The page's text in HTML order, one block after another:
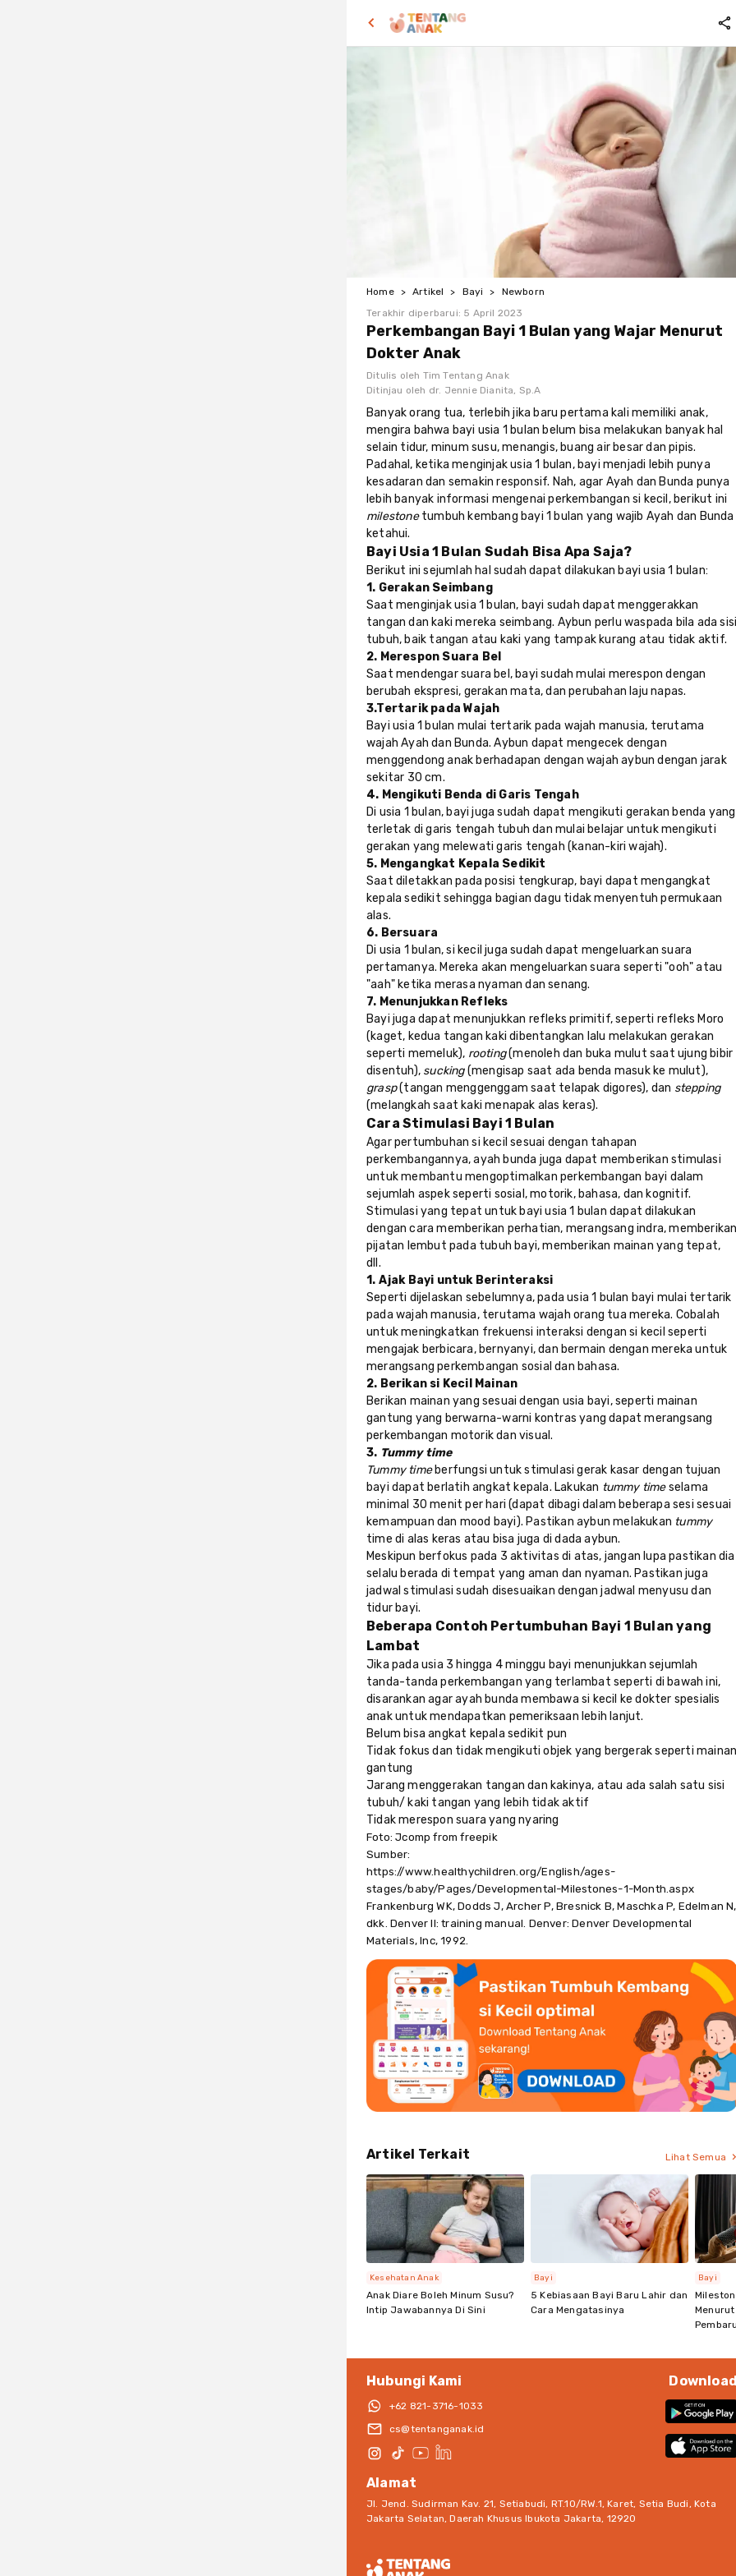
Home > Artikel > Bayi >
Newborn
Terakhir diperbarui: 5 April 2023
Perkembangan Bayi 1 Bulan yang Wajar Menurut
Dokter Anak
Ditulis oleh Tim Tentang Anak
Ditinjau oleh dr. Jennie Dianita, Sp.A
Banyak orang tua, terlebih jika baru pertama kali memiliki anak,
mengira bahwa bayi usia 1 bulan belum bisa melakukan banyak hal
selain tidur, minum susu, menangis, buang air besar dan pipis.
Padahal, ketika menginjak usia 1 bulan, bayi menjadi lebih punya
kesadaran dan semakin responsif. Nah, agar Ayah dan Bunda punya
lebih banyak informasi mengenai perkembangan si kecil, berikut ini
milestonetumbuh kembang bayi 1 bulan yang wajib Ayah dan Bunda
ketahui.
Bayi Usia 1 Bulan Sudah Bisa Apa Saja?
Berikut ini sejumlah hal sudah dapat dilakukan bayi usia 1 bulan:
1. Gerakan Seimbang
Saat menginjak usia 1 bulan, bayi sudah dapat menggerakkan
tangan dan kaki mereka seimbang. Aybun perlu waspada bila ada
tubuh, baik tangan atau kaki yang tampak kurang atau tidak aktif.
2. Merespon Suara Bel
Saat mendengar suara bel, bayi sudah mulai merespon dengan
berubah ekspresi, gerakan mata, dan perubahan laju napas.
3.Tertarik pada Wajah
Bayi usia 1 bulan mulai tertarik pada wajah manusia, terutama
wajah Ayah dan Bunda. Aybun dapat mengecek dengan
menggendong anak berhadapan dengan wajah aybun dengan jarak
sekitar 30 cm.
4. Mengikuti Benda di Garis Tengah
Di usia 1 bulan, bayi juga sudah dapat mengikuti gerakan benda yang
terletak di garis tengah tubuh dan mulai belajar untuk mengikuti
gerakan yang melewati garis tengah (kanan-kiri wajah).
5. Mengangkat Kepala Sedikit
Saat diletakkan pada posisi tengkurap, bayi dapat mengangkat
kepala sedikit sehingga bagian dagu tidak menyentuh permukaan
alas.
6. Bersuara
Di usia 1 bulan, si kecil juga sudah dapat mengeluarkan suara
pertamanya. Mereka akan mengeluarkan suara seperti "ooh" atau
"aah" ketika merasa nyaman dan senang.
7. Menunjukkan Refleks
Bayi juga dapat menunjukkan refleks primitif, seperti refleks Moro
(kaget, kedua tangan kaki dibentangkan lalu melakukan gerakan
seperti memeluk), rooting(menoleh dan buka mulut saat ujung bibir
disentuh), sucking(mengisap saat ada benda masuk ke mulut),
grasp(tangan menggenggam saat telapak digores), dan stepping
(melangkah saat kaki menapak alas keras).
Cara Stimulasi Bayi 1 Bulan
Agar pertumbuhan si kecil sesuai dengan tahapan
perkembangannya, ayah bunda juga dapat memberikan stimulasi
untuk membantu mengoptimalkan perkembangan bayi dalam
sejumlah aspek seperti sosial, motorik, bahasa, dan kognitif.
Stimulasi yang tepat untuk bayi usia 1 bulan dapat dilakukan
dengan cara memberikan perhatian, merangsang indra,
pijatan lembut pada tubuh bayi, memberikan mainan yang tepat,
dll.
1. Ajak Bayi untuk Berinteraksi
Seperti dijelaskan sebelumnya, pada usia 1 bulan bayi mulai tertarik
pada wajah manusia, terutama wajah orang tua mereka. Cobalah
untuk meningkatkan frekuensi interaksi dengan si kecil seperti
mengajak berbicara, bernyanyi, dan bermain dengan mereka untuk
merangsang perkembangan sosial dan bahasa.
2. Berikan si Kecil Mainan
Berikan mainan yang sesuai dengan usia bayi, seperti mainan
gantung yang berwarna-warni kontras yang dapat merangsang
perkembangan motorik dan visual.
3. Tummy time
Tummy time berfungsi untuk stimulasi gerak kasar dengan tujuan
bayi dapat berlatih angkat kepala. Lakukan tummy timeselama
minimal 30 menit per hari (dapat dibagi dalam beberapa sesi sesuai
kemampuan dan mood bayi). Pastikan aybun melakukan tummy
time di alas keras atau bisa juga di dada aybun.
Meskipun berfokus pada 3 aktivitas di atas, jangan lupa pastikan dia
selalu berada di tempat yang aman dan nyaman. Pastikan juga
jadwal stimulasi sudah disesuaikan dengan jadwal menyusu dan
tidur bayi.
Beberapa Contoh Pertumbuhan Bayi 1 Bulan yang
Lambat
Jika pada usia 3 hingga 4 minggu bayi menunjukkan sejumlah
tanda-tanda perkembangan yang terlambat seperti di bawah ini,
disarankan agar ayah bunda membawa si kecil ke dokter spesialis
anak untuk mendapatkan pemeriksaan lebih lanjut.
Belum bisa angkat kepala sedikit pun
Tidak fokus dan tidak mengikuti objek yang bergerak seperti
gantung
Jarang menggerakan tangan dan kakinya, atau ada salah satu sisi
tubuh/ kaki tangan yang lebih tidak aktif
Tidak merespon suara yang nyaring
Foto: Jcomp from freepik
Sumber:
https://www.healthychildren.org/English/ages-
stages/baby/Pages/Developmental-Milestones-1-Month.aspx
Frankenburg WK, Dodds J, Archer P, Bresnick B, Maschka P, Edelman N,
dkk. Denver II: training manual. Denver: Denver Developmental
Materials, Inc, 1992.
Artikel Terkait Lihat Semua
Anak Diare Boleh Minum Susu?
Intip Jawabannya Di Sini
Kesehatan Anak
5 Kebiasaan Bayi Baru Lahir dan
Cara Mengatasinya
Bayi
Menurut
Bayi
Hubungi Kami
+62 821-3716-1033
cs@tentanganak.id
Alamat
Jl. Jend. Sudirman Kav. 21, Setiabudi, RT.10/RW.1, Karet, Setia Budi, Kota
Jakarta Selatan, Daerah Khusus Ibukota Jakarta, 12920